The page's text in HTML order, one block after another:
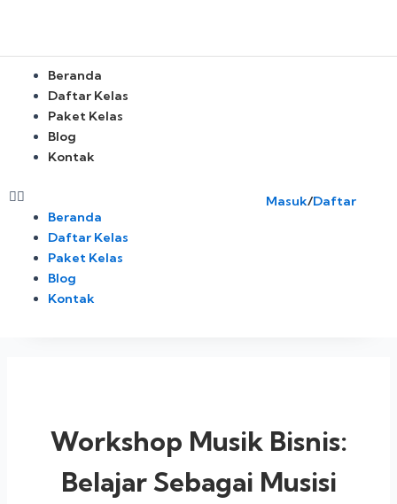
Beranda
Daftar Kelas
Paket Kelas
Blog
Kontak
Menu
Beranda
Daftar Kelas
Paket Kelas
Blog
Kontak
Masuk/Daftar
Workshop Musik Bisnis:
Belajar Sebagai Musisi